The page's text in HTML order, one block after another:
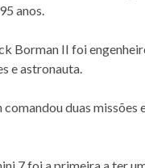
anos.
Borman II foi
e astronauta.
duas missões